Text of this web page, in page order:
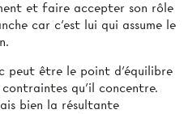
et faire accepter son rôle
car c’est lui qui assume le
peut être le point d’équilibre
qu’il concentre.
bien la résultante